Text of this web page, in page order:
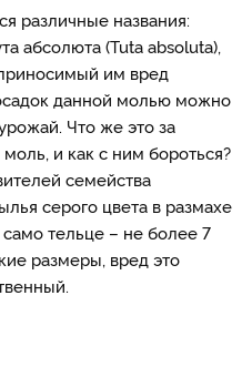
различные названия:
абсолюта (Tuta absoluta),
им вред
данной молью можно
Что же это за
и как с ним бороться?
семейства
серого цвета в размахе
тельце – не более 7
размеры, вред это